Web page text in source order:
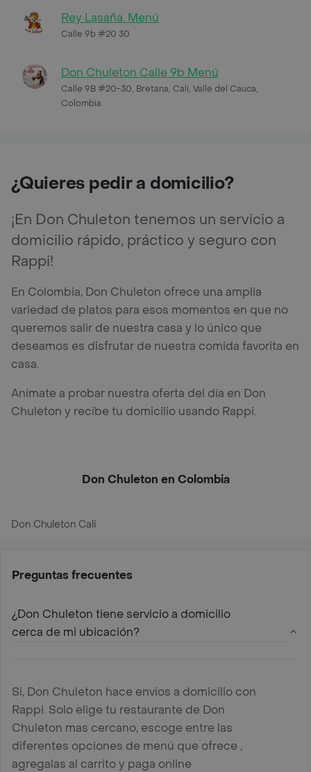
Rey Lasaña. Menú
Calle 9b #20 30
Don Chuleton Calle 9b Menú
Calle 9B #20-30, Bretana, Cali, Valle del Cauca,
Colombia
¿Quieres pedir a domicilio?
¡En Don Chuleton tenemos un servicio a
domicilio rápido, práctico y seguro con
Rappi!
En Colombia, Don Chuleton ofrece una amplia
variedad de platos para esos momentos en que no
queremos salir de nuestra casa y lo único que
deseamos es disfrutar de nuestra comida favorita en
casa.
Anímate a probar nuestra oferta del día en Don
Chuleton y recibe tu domicilio usando Rappi.
Don Chuleton en Colombia
Don Chuleton Cali
Preguntas frecuentes
¿Don Chuleton tiene servicio a domicilio
cerca de mi ubicación?
Si, Don Chuleton hace envíos a domicilio con
Rappi. Solo elige tu restaurante de Don
Chuleton mas cercano, escoge entre las
diferentes opciones de menú que ofrece ,
agregalas al carrito y paga online